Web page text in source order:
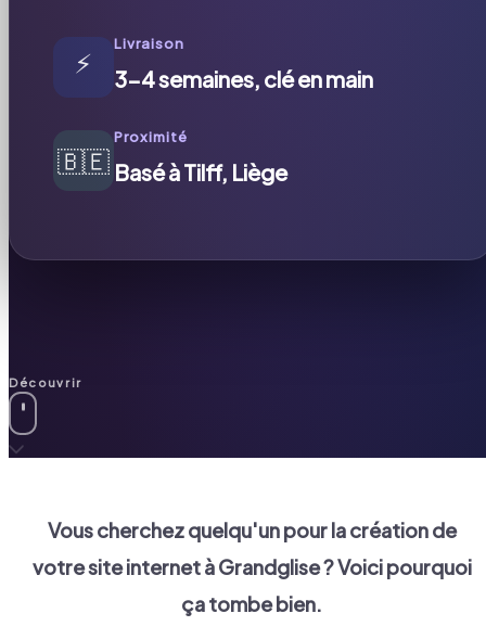
⚡
Livraison
3-4 semaines, clé en main
🇧🇪
Proximité
Basé à Tilff, Liège
Découvrir
Vous cherchez quelqu'un pour la création de
votre site internet àGrandglise? Voici pourquoi
ça tombe bien.